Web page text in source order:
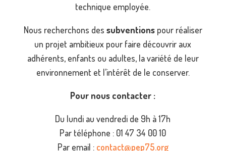
technique employée.
Nous recherchons des subventionspour réaliser
un projet ambitieux pour faire découvrir aux
adhérents, enfants ou adultes, la variété de leur
environnement et l’intérêt de le conserver.
Pour nous contacter :
Du lundi au vendredi de 9h à 17h
Par téléphone : 01 47 34 00 10
Par email : contact@pep75.org